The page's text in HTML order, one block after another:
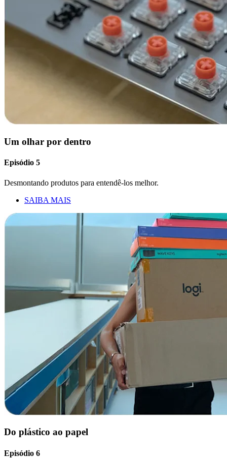
Um olhar por dentro
Episódio 5
Desmontando produtos para entendê-los melhor.
SAIBA MAIS
Do plástico ao papel
Episódio 6